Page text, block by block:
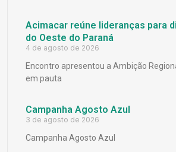
Acimacar reúne lideranças para
do Oeste do Paraná
4 de agosto de 2026
Encontro apresentou a Ambição
em pauta
Campanha Agosto Azul
3 de agosto de 2026
Campanha Agosto Azul